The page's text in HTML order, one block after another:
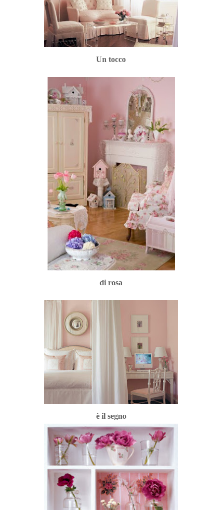
Un tocco
di rosa
è il segno